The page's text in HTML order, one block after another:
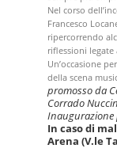
Nel corso
Francesco
ripercorrendo
riflessioni legate
Un’occasione
della scena
promosso da
Corrado
Inaugurazione
In caso di
Arena (V.le